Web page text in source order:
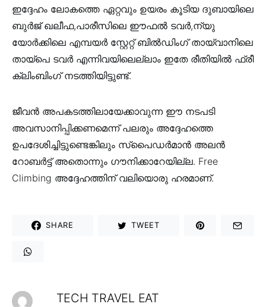
ഇദ്ദേഹം ലോകത്തെ ഏറ്റവും ഉയരം കൂടിയ ദുബായിലെ
ബുർജ് ഖലീഫ,പാരീസിലെ ഈഫൽ ടവർ,ന്യു
യോർക്കിലെ എമ്പയർ സ്റ്റേറ്റ് ബിൽഡിംഗ് തായ്‌വാനിലെ
തായ്‌പെ ടവർ എന്നിവയിലെല്ലാം ഇതേ രീതിയിൽ ഫ്രീ
ക്ലിംബിംഗ് നടത്തിയിട്ടുണ്ട്.
ജീവൻ അപകടത്തിലായേക്കാവുന്ന ഈ നടപടി
അവസാനിപ്പിക്കണമെന്ന് പലരും അദ്ദേഹത്തെ
ഉപദേശിച്ചിട്ടുണ്ടെങ്കിലും സ്‌പൈഡർമാൻ അലൻ
റോബർട്ട് അതൊന്നും ഗൗനിക്കാറേയില്ല. Free
Climbing അദ്ദേഹത്തിന് വലിയൊരു ഹരമാണ്.
SHARE TWEET
TECH TRAVEL EAT